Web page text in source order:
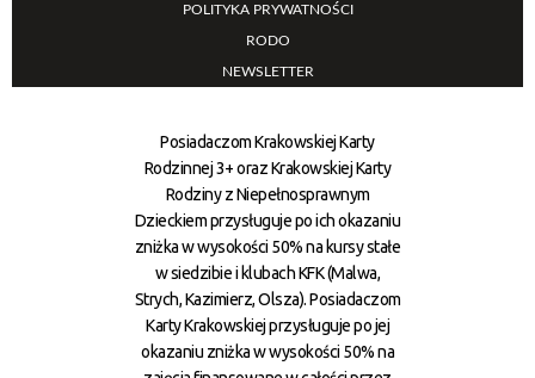
POLITYKA PRYWATNOŚCI
RODO
NEWSLETTER
Posiadaczom Krakowskiej Karty
Rodzinnej 3+ oraz Krakowskiej Karty
Rodziny z Niepełnosprawnym
Dzieckiem przysługuje po ich okazaniu
zniżka w wysokości 50% na kursy stałe
w siedzibie i klubach KFK (Malwa,
Strych, Kazimierz, Olsza). Posiadaczom
Karty Krakowskiej przysługuje po jej
okazaniu zniżka w wysokości 50% na